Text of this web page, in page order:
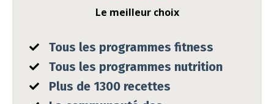
Le meilleur choix
Tous les programmes fitness
Tous les programmes nutrition
Plus de 1300 recettes